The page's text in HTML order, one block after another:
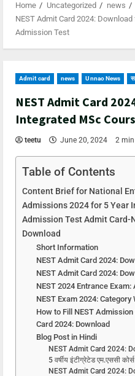
Home Uncategorized
news
NEST Admit Card 2024:
Admission Test
Admit card news Unnao News
NEST Admit Card
Integrated MSc
teetu June 20, 2024 2 min
Table of Contents
Content Brief for National
Admissions 2024 for 5 Year
Admission Test Admit Card-
Download
Short Information
NEST Admit Card 2024:
NEST Admit Card 2024:
NEST 2024 Entrance
NEST Exam 2024: Category
How to Fill NEST
Card 2024: Download
Blog Post in Hindi
NEST Admit Card 2024:
5 वर्षीय इंटीग्रेटेड एम.एससी
NEST Admit Card 2024: